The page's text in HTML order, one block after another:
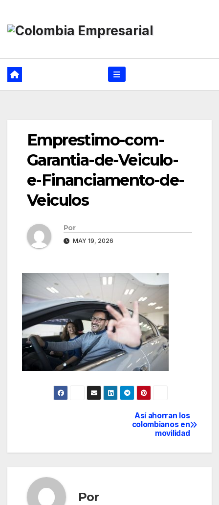
contenido
Emprestimo-com-
Garantia-de-Veiculo-
e-Financiamento-de-
Veiculos
Por
MAY 19, 2026
Así ahorran los
colombianos en
movilidad
Por